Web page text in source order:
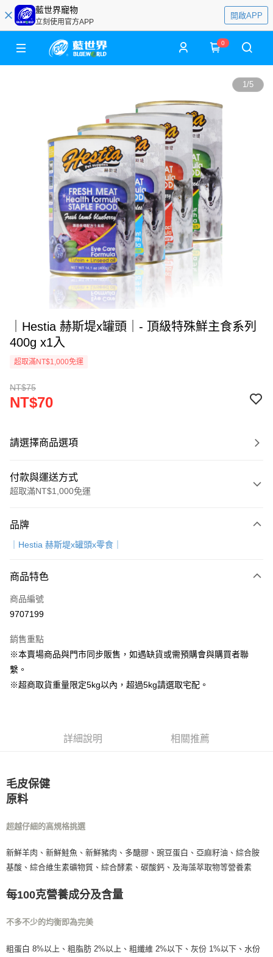
藍世界寵物
立刻使用官方APP
開啟APP
0
1/5
｜Hestia 赫斯堤x罐頭｜- 頂級特殊鮮主食系列
400g x1入
超取滿NT$1,000免運
NT$75
NT$70
請選擇商品選項
付款與運送方式
超取滿NT$1,000免運
信用卡一次付款
LINE Pay
Apple Pay
Google Pay
運送方式
每筆NT$160
每筆NT$160，滿NT$5,000(含以上)免運費
付款後門市自取
免運費
品牌
｜Hestia 赫斯堤x罐頭x零食｜
商品特色
商品編號
9707199
銷售重點
※本賣場商品與門市同步販售，如遇缺貨或需預購會與購買者聯
繫。
※超商取貨重量限定5kg以內，超過5kg請選取宅配。
詳細說明 相關推薦
毛皮保健
原料
超越仔細的高規格挑選
新鮮羊肉、新鮮鮭魚、新鮮豬肉、多醣膠、豌豆蛋白、亞麻籽油、綜合胺
基酸、綜合維生素礦物質、綜合酵素、碳酸鈣、及海藻萃取物等營養素
每100克營養成分及含量
不多不少的均衡即為完美
粗蛋白 8%以上、粗脂肪 2%以上、粗纖維 2%以下、灰份 1%以下、水份